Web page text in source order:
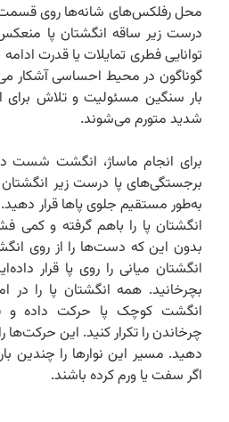
محل رفلکس‌های شانه‌ها روی قسمت
درست زیر ساقه انگشتان پا
توانایی فطری تمایلات یا قدرت
گوناگون در محیط احساسی آشکار
بار سنگین مسئولیت و تلاش برای
شدید متورم می‌شوند.
برای انجام ماساژ، انگشت شست
برجستگی‌های پا درست زیر
به‌طور مستقیم جلوی پاها قرار
انگشتان پا را باهم گرفته و کمی
بدون این که دست‌ها را از روی
انگشتان میانی را روی پا قرار
بچرخانید. همه انگشتان پا را در
انگشت کوچک پا حرکت داده و
چرخاندن را تکرار کنید. این
دهید. مسیر این نوارها را چندین
اگر سفت یا ورم کرده باشند.